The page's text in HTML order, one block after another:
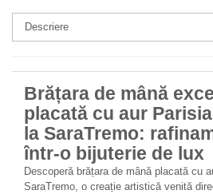
Descriere
Brățara de mână
placată cu aur
la SaraTremo:
într-o bijuterie de lux
Descoperă brățara de mână placată cu
SaraTremo, o creație artistică venită